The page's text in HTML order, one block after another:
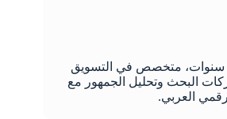
كاتب محتوى بخبرة +6 سنوات، متخصص في التسويق
البحث وتحليل الجمهور مع
العربي.